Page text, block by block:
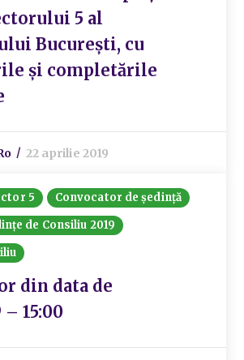
5 al
București, cu
și completările
22 aprilie 2019
5
Convocator de ședință
de Consiliu 2019
din data de
– 15:00